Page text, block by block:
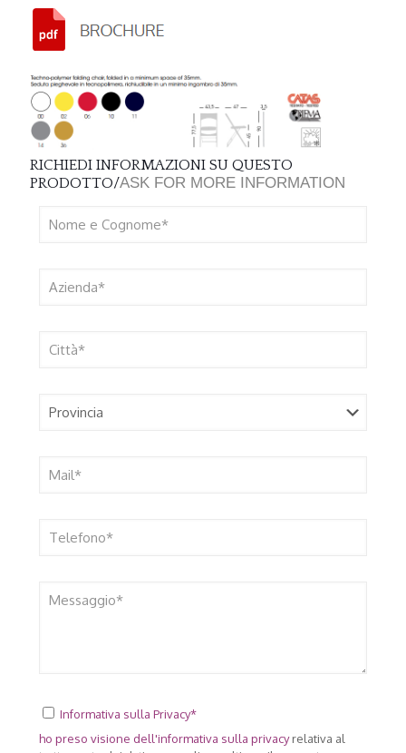
RICHIEDI INFORMAZIONI SU QUESTO
PRODOTTO/ASK FOR MORE INFORMATION
Informativa sulla Privacy*
ho preso visione dell'informativa sulla privacyrelativa al